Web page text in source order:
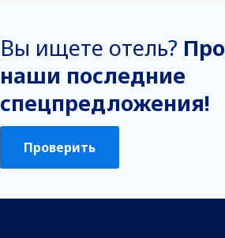
Вы ищете отель?
наши последние
спецпредложения!
Проверить